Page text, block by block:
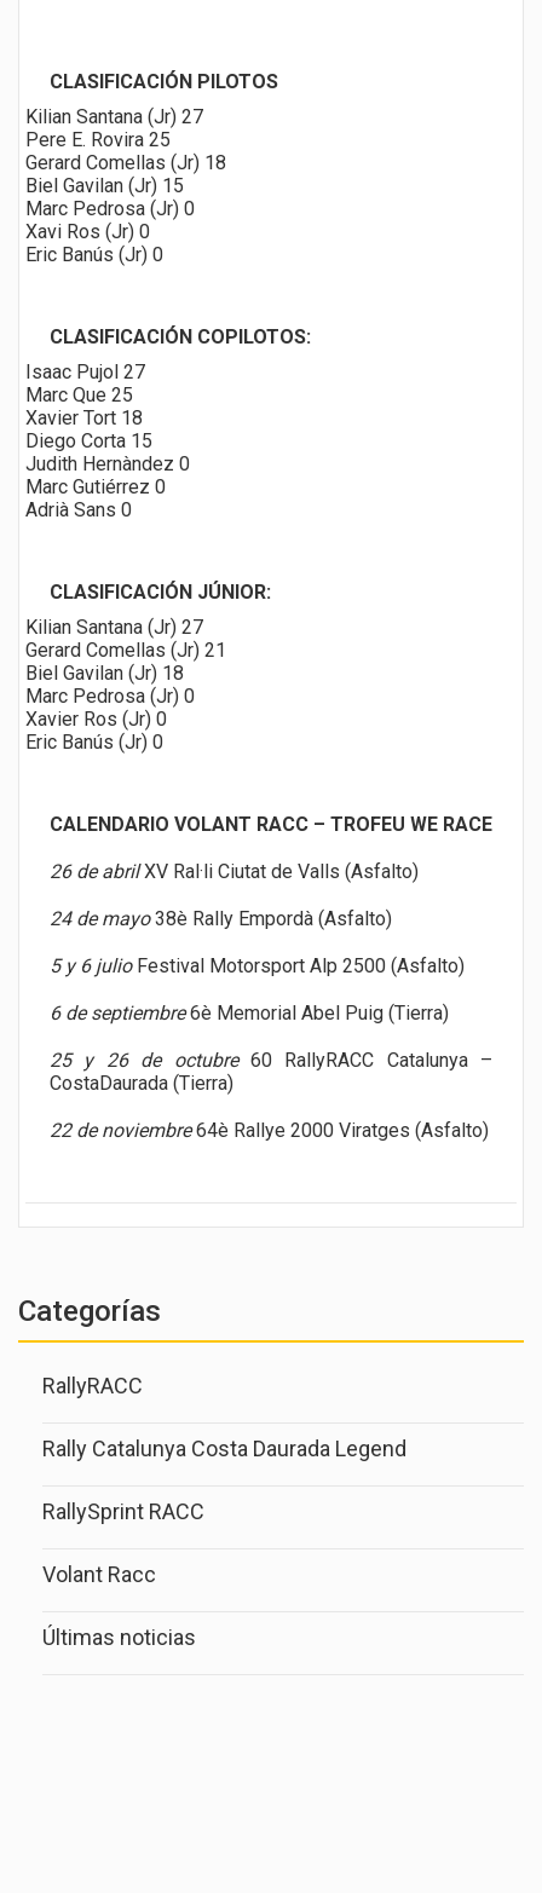
CLASIFICACIÓN PILOTOS
Kilian Santana (Jr) 27
Pere E. Rovira 25
Gerard Comellas (Jr) 18
Biel Gavilan (Jr) 15
Marc Pedrosa (Jr) 0
Xavi Ros (Jr) 0
Eric Banús (Jr) 0
CLASIFICACIÓN COPILOTOS:
Isaac Pujol 27
Marc Que 25
Xavier Tort 18
Diego Corta 15
Judith Hernàndez 0
Marc Gutiérrez 0
Adrià Sans 0
CLASIFICACIÓN JÚNIOR:
Kilian Santana (Jr) 27
Gerard Comellas (Jr) 21
Biel Gavilan (Jr) 18
Marc Pedrosa (Jr) 0
Xavier Ros (Jr) 0
Eric Banús (Jr) 0
CALENDARIO VOLANT RACC – TROFEU WE RACE
26 de abrilXV Ral·li Ciutat de Valls (Asfalto)
24 de mayo38è Rally Empordà (Asfalto)
5 y 6 julioFestival Motorsport Alp 2500 (Asfalto)
6 de septiembre6è Memorial Abel Puig (Tierra)
25 y 26 de octubre60 RallyRACC Catalunya –
CostaDaurada (Tierra)
22 de noviembre64è Rallye 2000 Viratges (Asfalto)
Categorías
RallyRACC
Rally Catalunya Costa Daurada Legend
RallySprint RACC
Volant Racc
Últimas noticias